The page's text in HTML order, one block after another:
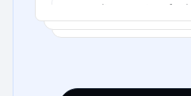
D. Nur die
gerichtliche Verfahren